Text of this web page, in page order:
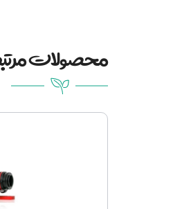
محصولات